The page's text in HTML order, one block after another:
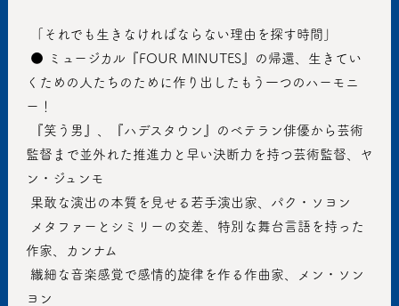
「それでも生きなければならない理由を探す時間」
くための人たちのために作り出したもう一つのハーモニ
ー！
監督まで並外れた推進力と早い決断力を持つ芸術監督、ヤ
ン・ジュンモ
果敢な演出の本質を見せる若手演出家、パク・ソヨン
作家、カンナム
ヨン